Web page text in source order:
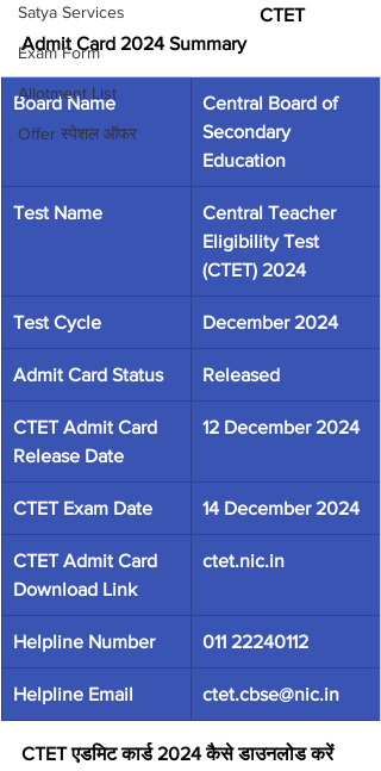
Satya Services
Exam Form
Allotment List
Offer स्पेशल ऑफर
                                                  CTET
Admit Card 2024 Summary
Board Name
Central Board of
Secondary
Education
Test Name
Central Teacher
Eligibility Test
(CTET) 2024
Test Cycle December 2024
Admit Card Status Released
CTET Admit Card
Release Date
12 December 2024
CTET Exam Date 14 December 2024
CTET Admit Card
Download Link
ctet.nic.in
Helpline Number 011 22240112
Helpline Email ctet.cbse@nic.in
CTET एडमिट कार्ड 2024 कैसे डाउनलोड करें